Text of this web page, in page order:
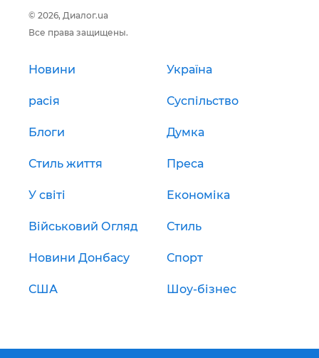
© 2026, Диалог.ua
Все права защищены.
Новини Україна
расія Суспільство
Блоги Думка
Стиль життя Преса
У світі Економіка
Військовий Огляд Стиль
Новини Донбасу Спорт
США Шоу-бізнес